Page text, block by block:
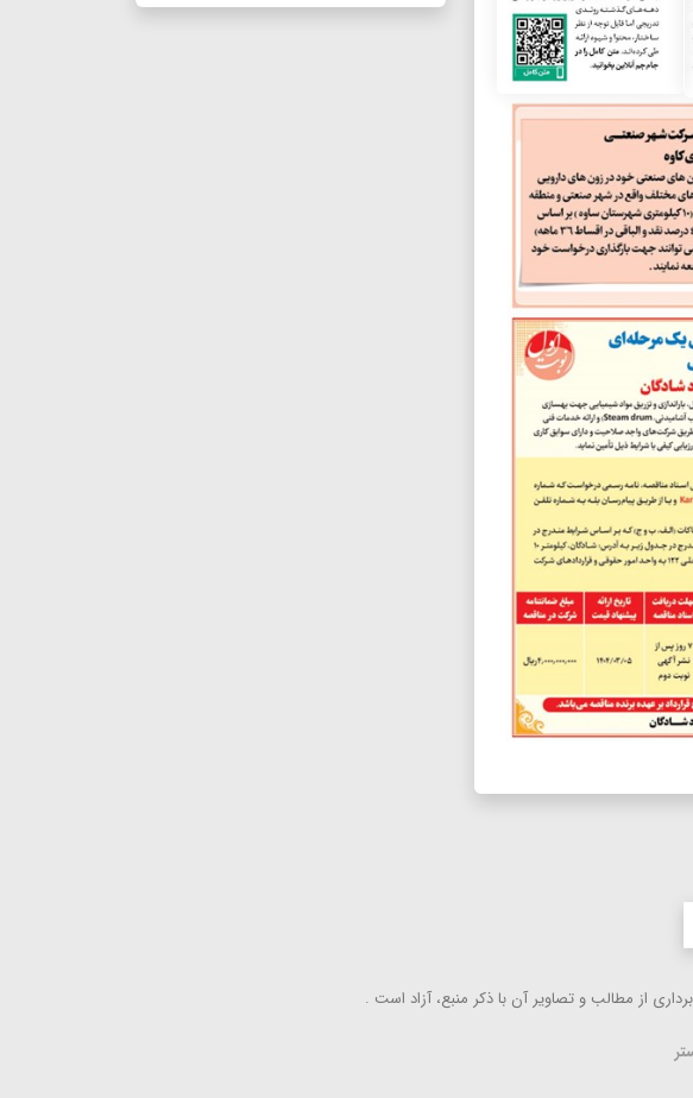
از مطالب و تصاویر آن با ذكر منبع، آزاد است .